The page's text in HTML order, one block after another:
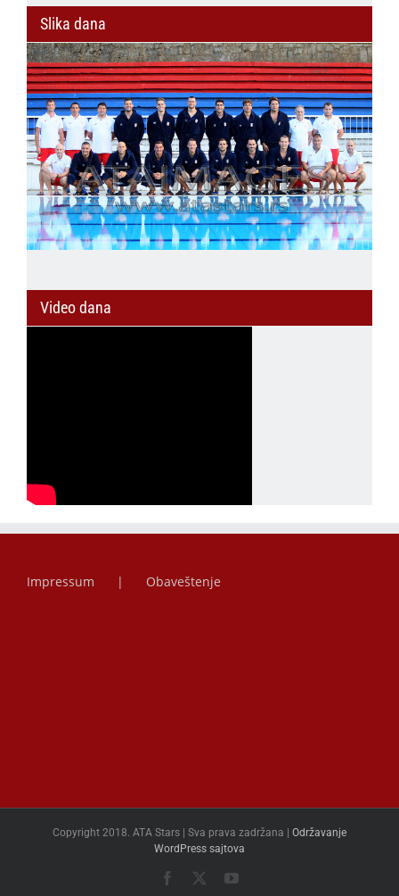
Slika dana
Video dana
Impressum Obaveštenje
Copyright 2018. ATA Stars | Sva prava zadržana | Održavanje
WordPress sajtova
Facebook YouTube